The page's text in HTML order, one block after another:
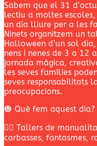
Sabem que el 31
lectiu a moltes
un dia lliure per a les
Ninets organitzem un
Halloween d’un sol
nens i nenes de 3 a 12
jornada màgica,
les seves famílies
seves responsabilitats
preocupacions.
🎃 Què fem aquest dia?
🧙‍♀️ Tallers de
carbasses, fantasmes,